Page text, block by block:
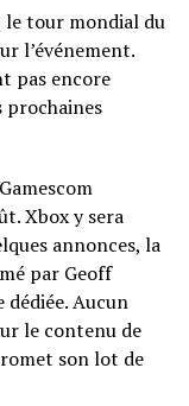
le tour mondial du
l’événement.
pas encore
prochaines
Xbox y sera
annonces, la
par Geoff
dédiée. Aucun
le contenu de
son lot de